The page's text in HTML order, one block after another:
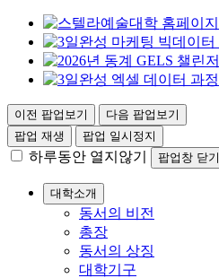
이전 팝업보기
다음 팝업보기
팝업 재생
팝업 일시정지
하루동안 열지않기 팝업창 닫기
대학소개
동서의 비전
총장
동서의 상징
대학기구